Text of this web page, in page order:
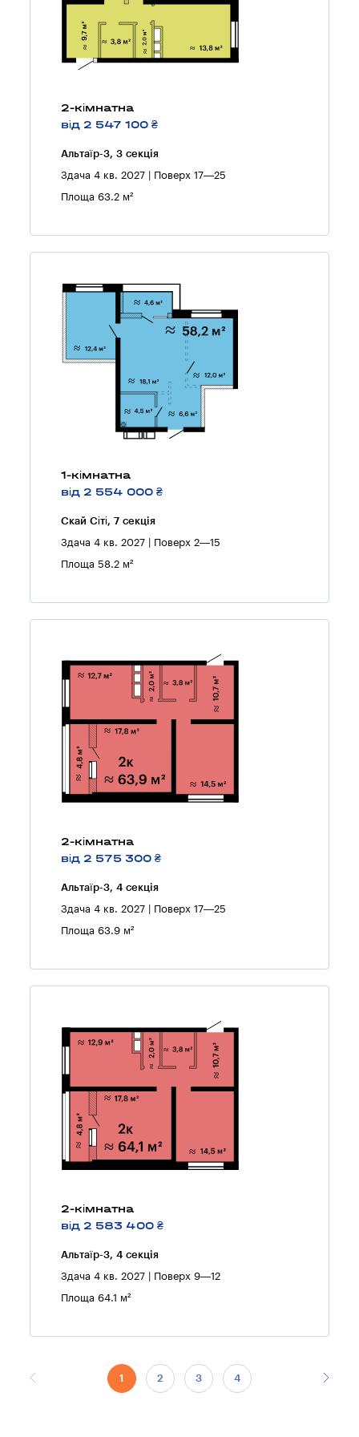
2-кімнатна
від 2 547 100 ₴
Альтаїр-3, 3 секцiя
Здача 4 кв. 2027 | Поверх 17—25
Площа 63.2 м²
1-кімнатна
від 2 554 000 ₴
Скай Сіті, 7 секцiя
Здача 4 кв. 2027 | Поверх 2—15
Площа 58.2 м²
2-кімнатна
від 2 575 300 ₴
Альтаїр-3, 4 секцiя
Здача 4 кв. 2027 | Поверх 17—25
Площа 63.9 м²
2-кімнатна
від 2 583 400 ₴
Альтаїр-3, 4 секцiя
Здача 4 кв. 2027 | Поверх 9—12
Площа 64.1 м²
1 2 3 4